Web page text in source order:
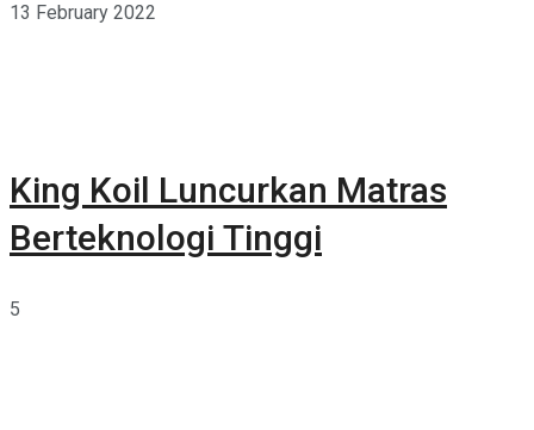
13 February 2022
King Koil Luncurkan Matras
Berteknologi Tinggi
5